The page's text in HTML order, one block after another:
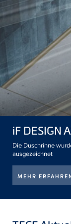
iF DESIGN
Die Duschrinne
ausgezeichnet
MEHR